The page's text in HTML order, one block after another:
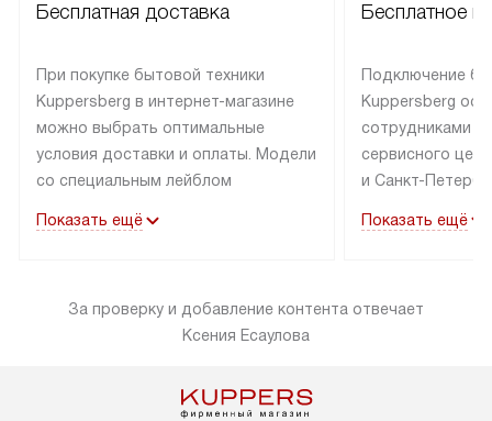
Бесплатная доставка
При покупке бытовой техники
Kuppersberg в интернет-магазине
можно выбрать оптимальные
условия доставки и оплаты. Модели
со специальным лейблом
в пределах МКАД до подъезда,
«в наличии» может быть отправлен
покупателю в течение трех дней.
и другие регионы осуществляется
Показать ещё
Бесплатное
Подключение
Kuppersberg
сотрудниками
сервисного
и Санкт-
подключается к
за пределы
Показать ещё
За проверку и добавление контента отвечает
Ксения Есаулова